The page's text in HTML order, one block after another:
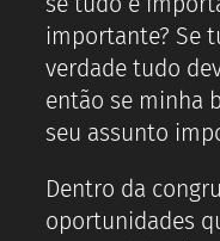
importante? Se
verdade tudo
então se minha
seu assunto
Dentro da
oportunidades